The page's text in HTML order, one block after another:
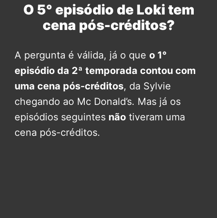
O 5° episódio de Loki tem
cena pós-créditos?
A pergunta é válida, já o que o 1°
episódio da 2ª temporada contou com
uma cena pós-créditos, da Sylvie
chegando ao Mc Donald’s. Mas já os
episódios seguintes não tiveram uma
cena pós-créditos.